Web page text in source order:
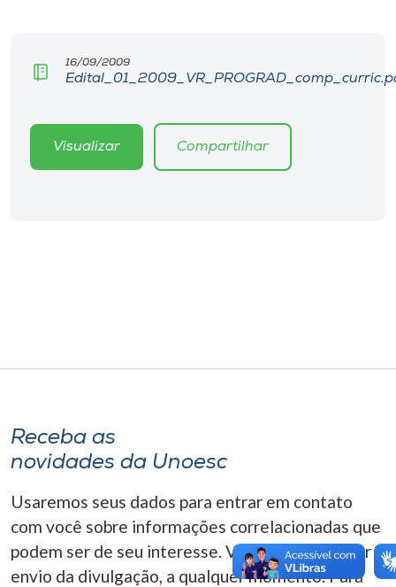
Museu
Unoesc
16/09/2009
Visualizar Compartilhar
Receba as
novidades da Unoesc
Usaremos seus dados para entrar em contato
com você sobre informações correlacionadas que
podem ser de seu interesse. Você pode cancelar o
envio da divulgação, a qualquer momento. Para